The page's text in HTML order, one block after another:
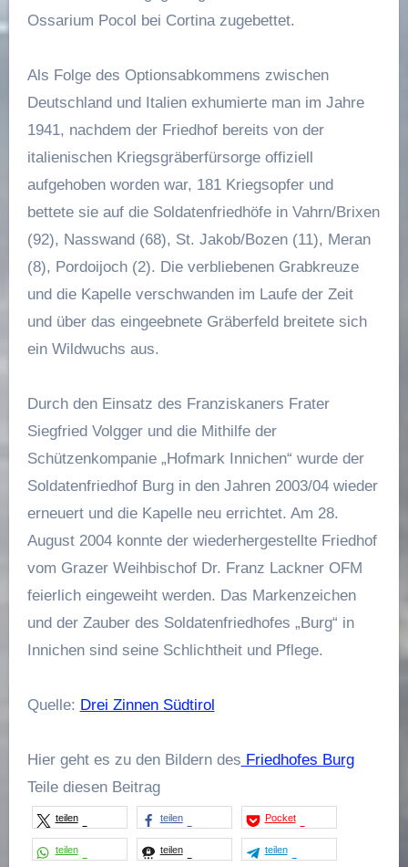
Ossarium Pocol bei Cortina zugebettet.
Als Folge des Optionsabkommens zwischen
Deutschland und Italien exhumierte man im Jahre
1941, nachdem der Friedhof bereits von der
italienischen Kriegsgräberfürsorge offiziell
aufgehoben worden war, 181 Kriegsopfer und
bettete sie auf die Soldatenfriedhöfe in Vahrn/Brixen
(92), Nasswand (68), St. Jakob/Bozen (11), Meran
(8), Pordoijoch (2). Die verbliebenen Grabkreuze
und die Kapelle verschwanden im Laufe der Zeit
und über das eingeebnete Gräberfeld breitete sich
ein Wildwuchs aus.
Durch den Einsatz des Franziskaners Frater
Siegfried Volgger und die Mithilfe der
Schützenkompanie „Hofmark Innichen“ wurde der
Soldatenfriedhof Burg in den Jahren 2003/04 wieder
erneuert und die Kapelle neu errichtet. Am 28.
August 2004 konnte der wiederhergestellte Friedhof
vom Grazer Weihbischof Dr. Franz Lackner OFM
feierlich eingeweiht werden. Das Markenzeichen
und der Zauber des Soldatenfriedhofes „Burg“ in
Innichen sind seine Schlichtheit und Pflege.
Quelle: Drei Zinnen Südtirol
Hier geht es zu den Bildern des Friedhofes Burg
Teile diesen Beitrag
teilen teilen Pocket
teilen teilen teilen